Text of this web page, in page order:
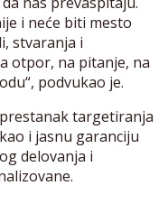
i neće biti mesto
stvaranja i
otpor, na pitanje, na
podvukao je.
targetiranja
i jasnu garanciju
delovanja i